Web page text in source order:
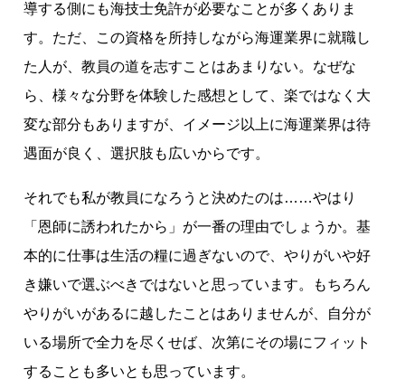
導する側にも海技士免許が必要なことが多くありま
す。ただ、この資格を所持しながら海運業界に就職し
た人が、教員の道を志すことはあまりない。なぜな
ら、様々な分野を体験した感想として、楽ではなく大
変な部分もありますが、イメージ以上に海運業界は待
遇面が良く、選択肢も広いからです。
それでも私が教員になろうと決めたのは……やはり
「恩師に誘われたから」が一番の理由でしょうか。基
本的に仕事は生活の糧に過ぎないので、やりがいや好
き嫌いで選ぶべきではないと思っています。もちろん
やりがいがあるに越したことはありませんが、自分が
いる場所で全力を尽くせば、次第にその場にフィット
することも多いとも思っています。